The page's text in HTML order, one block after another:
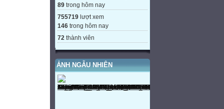
89 trong hôm nay
755719 lượt xem
146 trong hôm nay
72 thành viên
ẢNH NGẪU NHIÊN